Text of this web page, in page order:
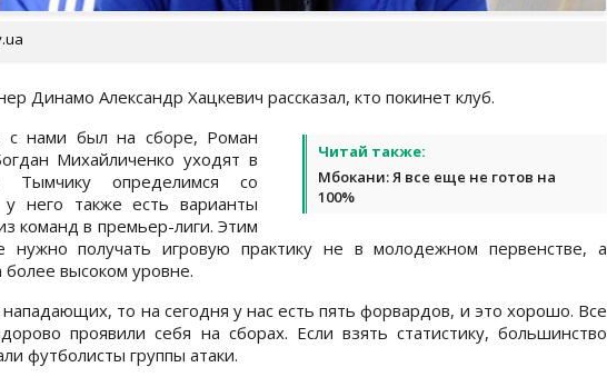
Динамо Александр Хацкевич рассказал, кто покинет клуб.
Читай также:
Мбокани: Я все еще не готов на
100%
с нами был на сборе, Роман
Михайличенко уходят в
Тымчику определимся со
него также есть варианты
команд в премьер-лиги. Этим
нужно получать игровую практику не в молодежном первенстве, а
более высоком уровне.
нападающих, то на сегодня у нас есть пять форвардов, и это хорошо. Все
проявили себя на сборах. Если взять статистику, большинство
футболисты группы атаки.